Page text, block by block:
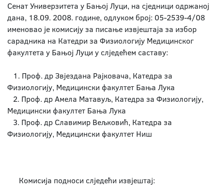
Сенат Универзитета у Бањој Луци, на сједници одржаној
дана, 18.09. 2008. године, одлуком број: 05-2539-4/08
именовао је комисију за писање извјештаја за избор
сарадника на Катедри за Физиологију Медицинског
факултета у Бањој Луци у слједећем саставу:
1. Проф. др Звјездана Рајковача, Катедра за
Физиологију, Медицински факултет Бања Лука
2. Проф. др Амела Матавуљ, Катедра за Физиологију,
Медицински факултет Бања Лука
3. Проф. др Славимир Вељковић, Катедра за
Физиологију, Медицински факултет Ниш
Комисија подноси слједећи извјештај: